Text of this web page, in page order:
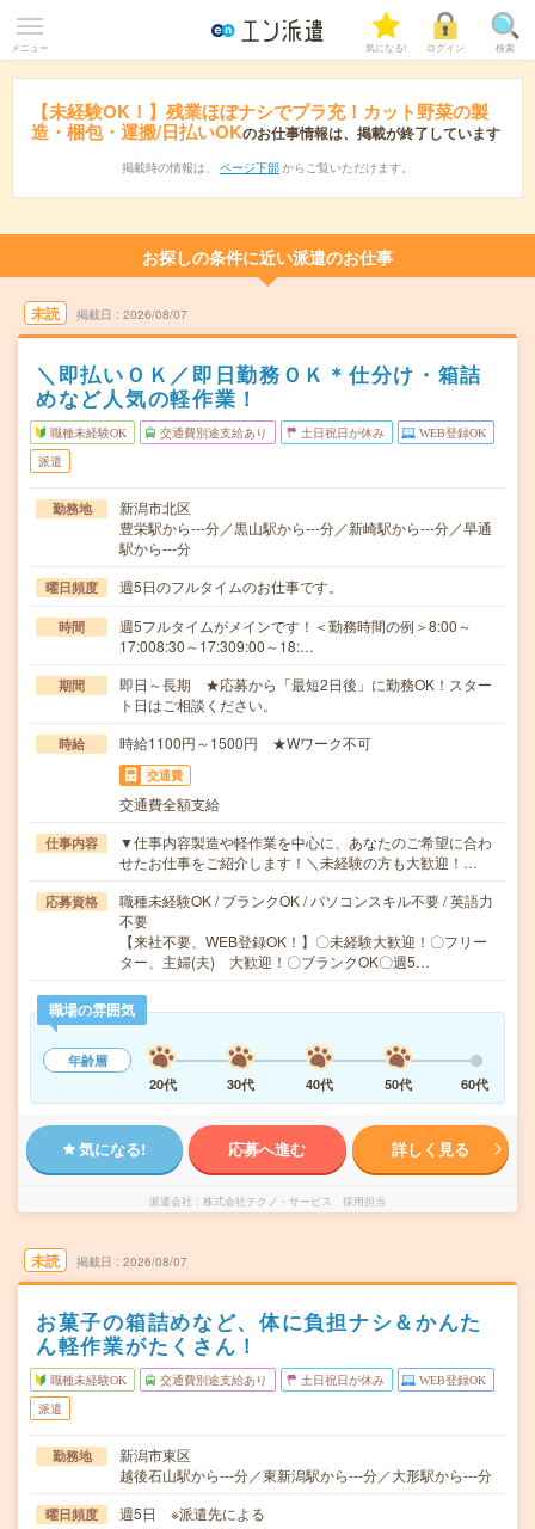
メニュー 気になる! ログイン 検索
【未経験OK！】残業ほぼナシでプラ充！カット野菜の製
造・梱包・運搬/日払いOKのお仕事情報は、掲載が終了しています
掲載時の情報は、 ページ下部 からご覧いただけます。
お探しの条件に近い派遣のお仕事
未読 掲載日 2026/08/07
＼即払いＯＫ／即日勤務ＯＫ＊仕分け・箱詰
めなど人気の軽作業！
職種未経験OK 交通費別途支給あり 土日祝日が休み WEB登録OK
派遣
勤務地
新潟市北区
豊栄駅から---分／黒山駅から---分／新崎駅から---分／早通
駅から---分
曜日頻度 週5日のフルタイムのお仕事です。
時間
週5フルタイムがメインです！＜勤務時間の例＞8:00～
17:008:30～17:309:00～18:…
期間
即日～長期 ★応募から「最短2日後」に勤務OK！スター
ト日はご相談ください。
時給 時給1100円～1500円 ★Wワーク不可
交通費
交通費全額支給
仕事内容
▼仕事内容製造や軽作業を中心に、あなたのご希望に合わ
せたお仕事をご紹介します！＼未経験の方も大歓迎！…
応募資格
職種未経験OK / ブランクOK / パソコンスキル不要 / 英語力
不要
【来社不要、WEB登録OK！】〇未経験大歓迎！〇フリー
ター、主婦(夫) 大歓迎！〇ブランクOK〇週5…
職場の雰囲気
年齢層
20代
30代 40代 50代 60代
気になる! 応募へ進む 詳しく見る
派遣会社 株式会社テクノ・サービス 採用担当
未読 掲載日 2026/08/07
お菓子の箱詰めなど、体に負担ナシ＆かんた
ん軽作業がたくさん！
職種未経験OK 交通費別途支給あり 土日祝日が休み WEB登録OK
派遣
勤務地
新潟市東区
越後石山駅から---分／東新潟駅から---分／大形駅から---分
曜日頻度 週5日 ※派遣先による